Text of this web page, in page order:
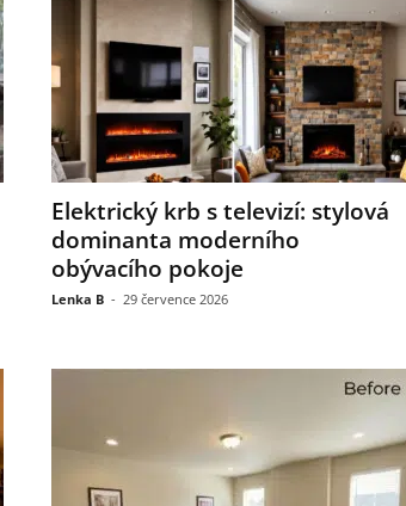
Elektrický krb s televizí: stylová
dominanta moderního
obývacího pokoje
Lenka B - 29 července 2026